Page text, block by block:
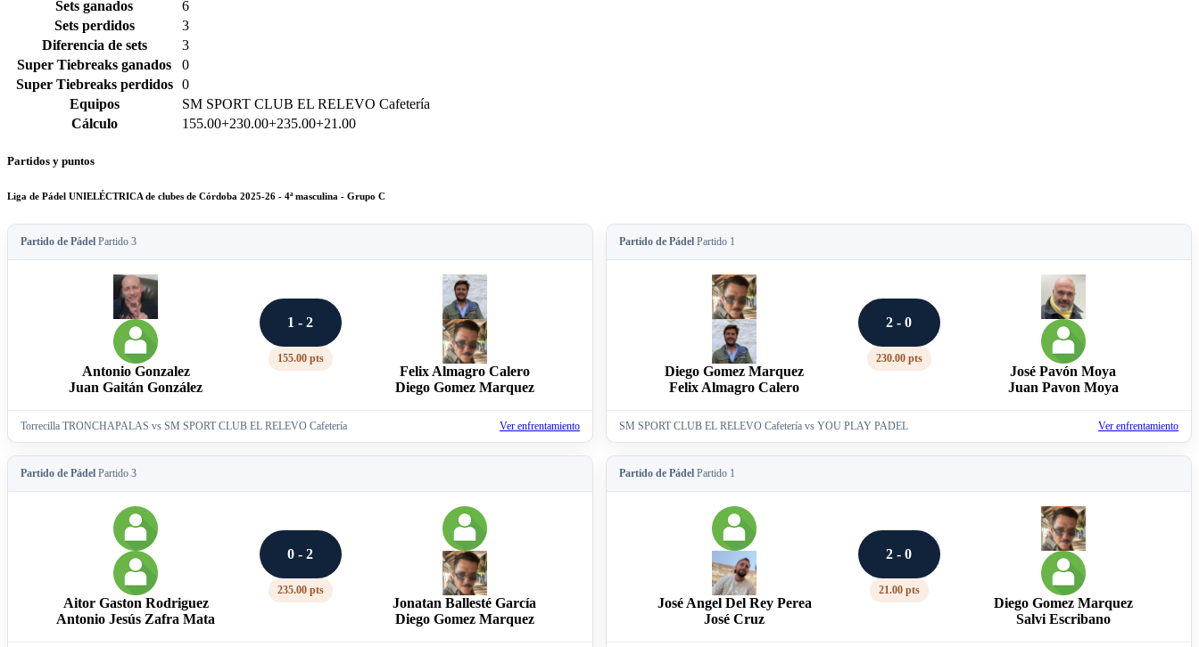
Sets ganados
6
Sets perdidos
3
Diferencia de sets
3
Super Tiebreaks ganados
0
Super Tiebreaks perdidos
0
Equipos
SM SPORT CLUB EL RELEVO Cafetería
Cálculo
155.00+230.00+235.00+21.00
Partidos y puntos
Liga de Pádel UNIELÉCTRICA de clubes de Córdoba 2025-26 - 4ª masculina - Grupo C
Partido de Pádel Partido 3
Antonio Gonzalez
Juan Gaitán González
1 - 2
155.00 pts
Felix Almagro Calero
Diego Gomez Marquez
Torrecilla TRONCHAPALAS vs SM SPORT CLUB EL RELEVO Cafetería Ver enfrentamiento
Partido de Pádel Partido 1
Diego Gomez Marquez
Felix Almagro Calero
2 - 0
230.00 pts
José Pavón Moya
Juan Pavon Moya
SM SPORT CLUB EL RELEVO Cafetería vs YOU PLAY PADEL Ver enfrentamiento
Partido de Pádel Partido 3
Aitor Gaston Rodriguez
Antonio Jesús Zafra Mata
0 - 2
235.00 pts
Jonatan Ballesté García
Diego Gomez Marquez
Partido de Pádel Partido 1
José Angel Del Rey Perea
José Cruz
2 - 0
21.00 pts
Diego Gomez Marquez
Salvi Escribano